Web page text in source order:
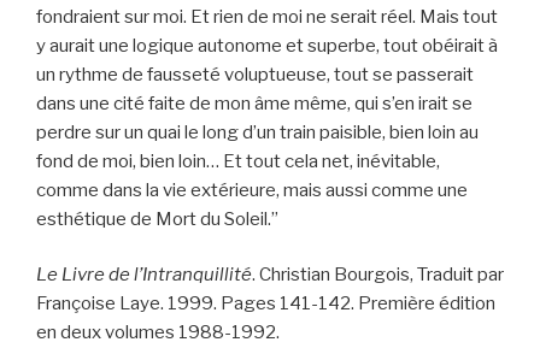
fondraient sur moi. Et rien de moi ne serait réel. Mais tout
y aurait une logique autonome et superbe, tout obéirait à
un rythme de fausseté voluptueuse, tout se passerait
dans une cité faite de mon âme même, qui s’en irait se
perdre sur un quai le long d’un train paisible, bien loin au
fond de moi, bien loin… Et tout cela net, inévitable,
comme dans la vie extérieure, mais aussi comme une
esthétique de Mort du Soleil.”
Le Livre de l’Intranquillité. Christian Bourgois, Traduit par
Françoise Laye. 1999. Pages 141-142. Première édition
en deux volumes 1988-1992.